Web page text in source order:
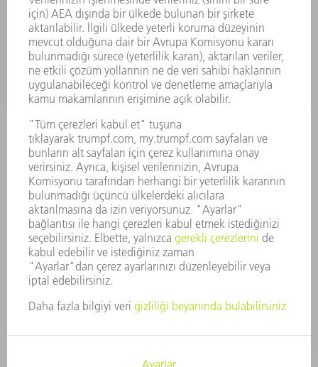
SEKTÖRLER
ŞIRKET
KARIYER
SUNULAN POZISYONLAR
ŞIRKET PROFILI
YÖNETIM
FAALIYET RAPORU
ŞIRKET PRENSIPLERI
MEVZUATLARA UYUM
BILDIRIM SISTEMI
GÜVENLIK
BASIN BÜLTENLERI
DERGILER
SÜRDÜRÜLEBILIRLIK
ÇEVRE VE IKLIM
SOSYAL VE TOPLUMSAL KONULAR
ŞIRKET YÖNETIMI
TELIF HAKKI VE TESCILLI MARKA